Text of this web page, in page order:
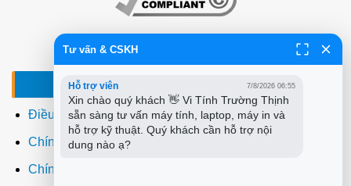
ĐIỀU KHOẢN - CHÍNH SÁCH
Điều khoản sử dụng
Chính sách bảo mật
Chính sách thanh toán
Tư vấn & CSKH
Hỗ trợ viên 7/8/2026 06:55
Xin chào quý khách 👋 Vi Tính Trường Thịnh
sẵn sàng tư vấn máy tính, laptop, máy in và
hỗ trợ kỹ thuật. Quý khách cần hỗ trợ nội
dung nào ạ?